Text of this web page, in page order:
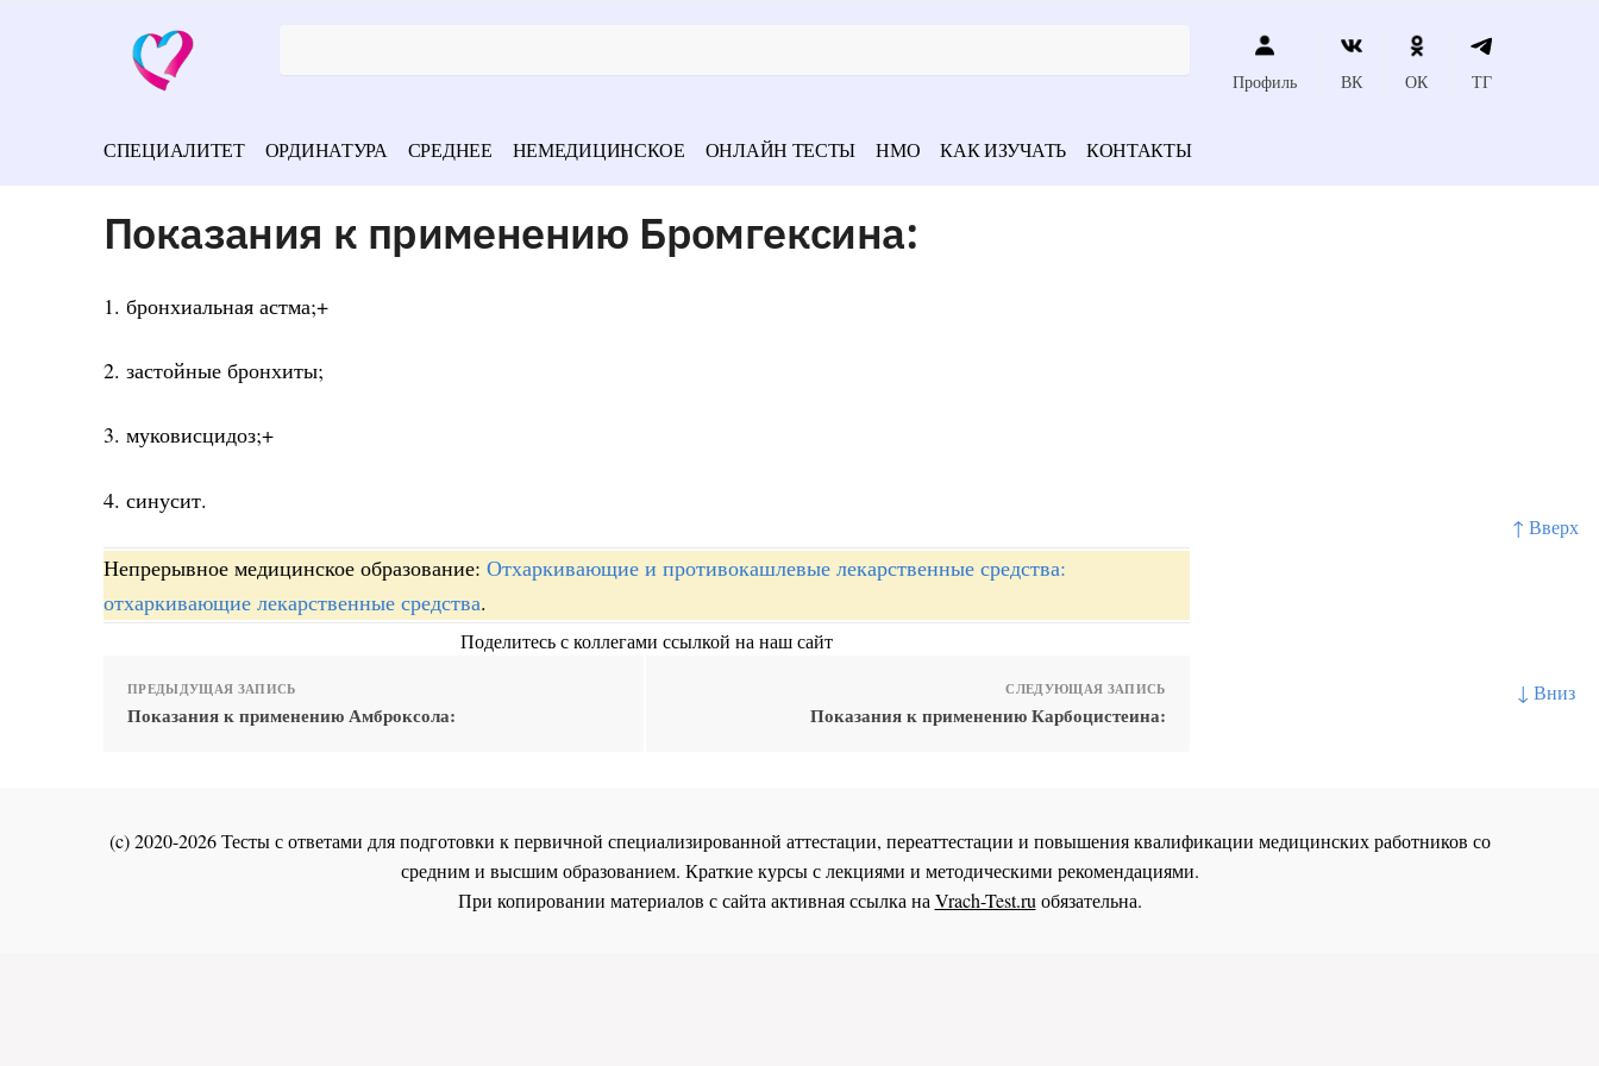
↑ Вверх
↓ Вниз
Профиль ВК ОК ТГ
СПЕЦИАЛИТЕТ ОРДИНАТУРА СРЕДНЕЕ НЕМЕДИЦИНСКОЕ ОНЛАЙН ТЕСТЫ НМО КАК ИЗУЧАТЬ КОНТАКТЫ
Показания к применению Бромгексина:
1. бронхиальная астма;+
2. застойные бронхиты;
3. муковисцидоз;+
4. синусит.
Непрерывное медицинское образование: Отхаркивающие и противокашлевые лекарственные средства:
отхаркивающие лекарственные средства.
Поделитесь с коллегами ссылкой на наш сайт
ПРЕДЫДУЩАЯ ЗАПИСЬ
Показания к применению Амброксола:
СЛЕДУЮЩАЯ ЗАПИСЬ
Показания к применению Карбоцистеина:
(c) 2020-2026 Тесты с ответами для подготовки к первичной специализированной аттестации, переаттестации и повышения квалификации медицинских работников со
средним и высшим образованием. Краткие курсы с лекциями и методическими рекомендациями.
При копировании материалов с сайта активная ссылка наVrach-Test.ruобязательна.